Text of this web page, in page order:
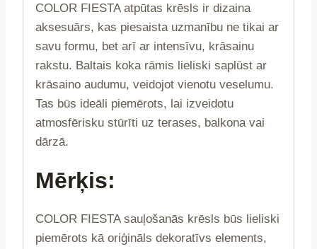
COLOR FIESTA atpūtas krēsls ir dizaina
aksesuārs, kas piesaista uzmanību ne tikai ar
savu formu, bet arī ar intensīvu, krāsainu
rakstu. Baltais koka rāmis lieliski saplūst ar
krāsaino audumu, veidojot vienotu veselumu.
Tas būs ideāli piemērots, lai izveidotu
atmosfērisku stūrīti uz terases, balkona vai
dārzā.
Mērķis:
COLOR FIESTA sauļošanās krēsls būs lieliski
piemērots kā oriģināls dekoratīvs elements,